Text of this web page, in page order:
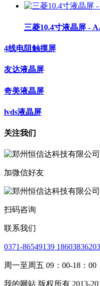
三菱10.4寸液晶屏 -
4线电阻触摸屏
友达液晶屏
奇美液晶屏
lvds液晶屏
关注我们
加微信好友
扫码咨询
联系我们
0371-86549139
周一至周五 09：00-18：00
我的网站 版权所有 2013-